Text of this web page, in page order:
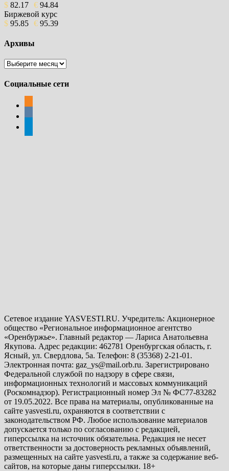
$ 82.17 € 94.84
Биржевой курс
$ 95.85 € 95.39
Архивы
Архивы
Социальные сети
Сетевое издание YASVESTI.RU. Учредитель: Акционерное
общество «Региональное информационное агентство
«Оренбуржье». Главный редактор — Лариса Анатольевна
Якупова. Адрес редакции: 462781 Оренбургская область, г.
Ясный, ул. Свердлова, 5а. Телефон: 8 (35368) 2-21-01.
Электронная почта: gaz_ys@mail.orb.ru. Зарегистрировано
Федеральной службой по надзору в сфере связи,
информационных технологий и массовых коммуникаций
(Роскомнадзор). Регистрационный номер Эл № ФС77-83282
от 19.05.2022. Все права на материалы, опубликованные на
сайте yasvesti.ru, охраняются в соответствии с
законодательством РФ. Любое использование материалов
допускается только по согласованию с редакцией,
гиперссылка на источник обязательна. Редакция не несет
ответственности за достоверность рекламных объявлений,
размещенных на сайте yasvesti.ru, а также за содержание веб-
сайтов, на которые даны гиперссылки. 18+